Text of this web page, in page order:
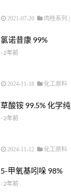
2021-07-20 肉桂系列
氯诺昔康 99%
- 2年前
2024-11-18 化工原料
草酸铵 99.5% 化学纯
- 2年前
2024-11-12 化工原料
5-甲氧基吲哚 98%
- 2年前